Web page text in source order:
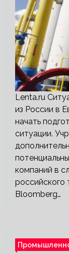
Lenta.ru
из России в
начать
ситуации.
компаний в
российского
Bloomberg…